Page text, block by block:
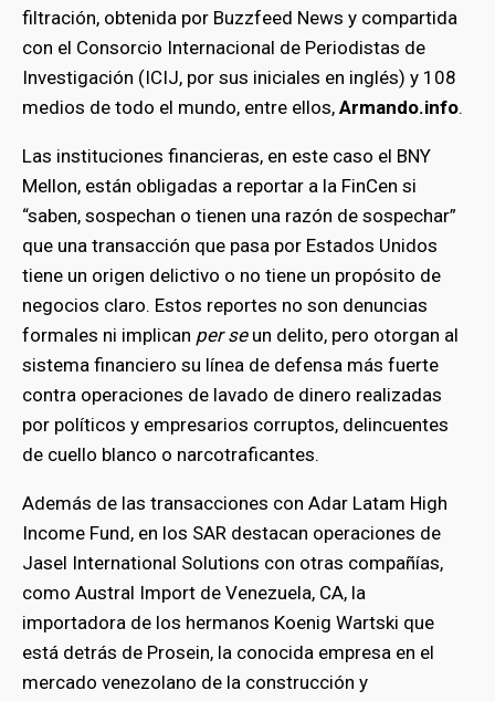
filtración, obtenida por Buzzfeed News y compartida
con el Consorcio Internacional de Periodistas de
Investigación (ICIJ, por sus iniciales en inglés) y 108
medios de todo el mundo, entre ellos, Armando.info.
Las instituciones financieras, en este caso el BNY
Mellon, están obligadas a reportar a la FinCen si
“saben, sospechan o tienen una razón de sospechar”
que una transacción que pasa por Estados Unidos
tiene un origen delictivo o no tiene un propósito de
negocios claro. Estos reportes no son denuncias
formales ni implican per seun delito, pero otorgan al
sistema financiero su línea de defensa más fuerte
contra operaciones de lavado de dinero realizadas
por políticos y empresarios corruptos, delincuentes
de cuello blanco o narcotraficantes.
Además de las transacciones con Adar Latam High
Income Fund, en los SAR destacan operaciones de
Jasel International Solutions con otras compañías,
como Austral Import de Venezuela, CA, la
importadora de los hermanos Koenig Wartski que
está detrás de Prosein, la conocida empresa en el
mercado venezolano de la construcción y